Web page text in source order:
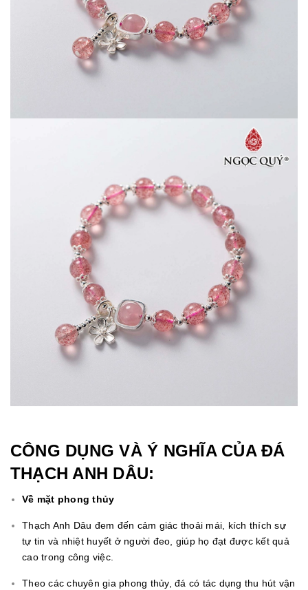
CÔNG DỤNG VÀ Ý NGHĨA CỦA ĐÁ
THẠCH ANH DÂU:
Về mặt phong thủy
Thạch Anh Dâu đem đến cảm giác thoải mái, kích thích sự
tự tin và nhiệt huyết ở người đeo, giúp họ đạt được kết quả
cao trong công việc.
Theo các chuyên gia phong thủy, đá có tác dụng thu hút vận